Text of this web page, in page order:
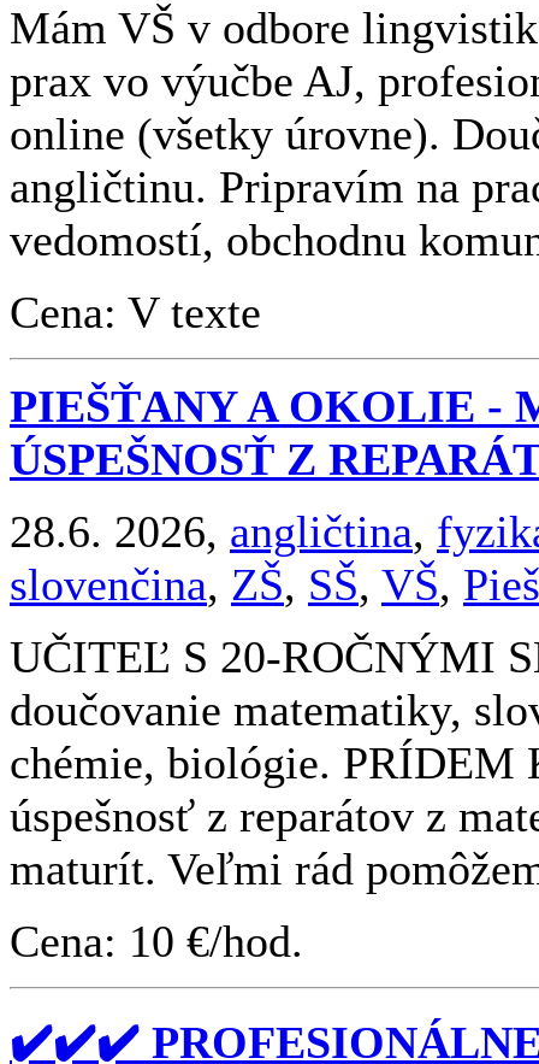
Mám VŠ v odbore
prax vo výučbe AJ,
online (všetky úrovne).
angličtinu. Pripravím na
vedomostí, obchodnu
Cena: V texte
PIEŠŤANY A OKOLIE -
ÚSPEŠNOSŤ Z
28.6. 2026, angličtina,
slovenčina, ZŠ, SŠ, VŠ,
UČITEĽ S 20-ROČNÝMI
doučovanie matematiky,
chémie, biológie. PRÍDEM
úspešnosť z reparátov z
maturít. Veľmi rád
Cena: 10 €/hod.
✔️✔️✔️